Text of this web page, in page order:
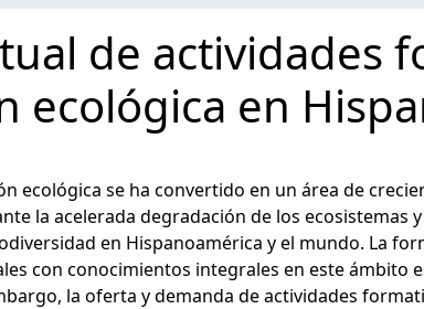
de actividades
ecológica en
ecológica se ha convertido en un área de
la acelerada degradación de los ecosistemas y
en Hispanoamérica y el mundo. La
con conocimientos integrales en este ámbito
la oferta y demanda de actividades